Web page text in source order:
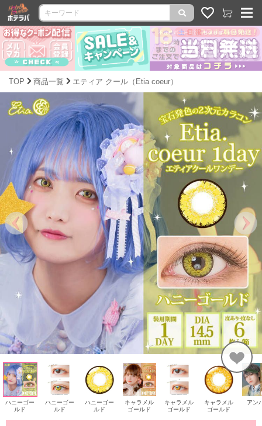
TOP 商品一覧 エティア クール（Etia coeur）
ハニーゴー
ルド
ハニーゴー
ルド
ハニーゴー
ルド
キャラメル
ゴールド
キャラメル
ゴールド
キャラメル
ゴールド
アン